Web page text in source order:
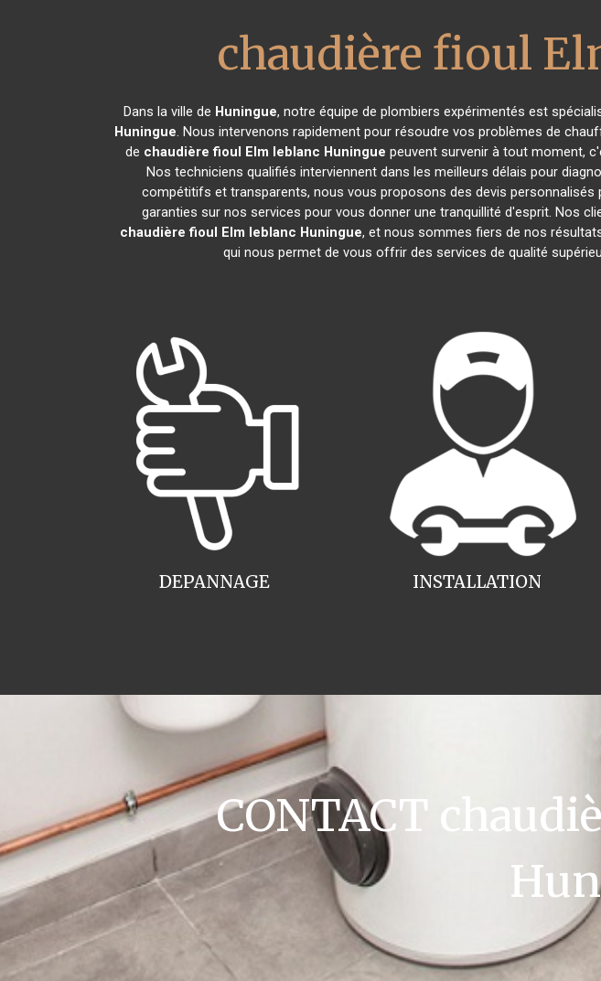
chaudière fioul
Dans la ville de Huningue, notre équipe de plombiers expérimentés est
Huningue. Nous intervenons rapidement pour résoudre vos problèmes de
de chaudière fioul Elm leblanc Huningue peuvent survenir à tout moment,
Nos techniciens qualifiés interviennent dans les meilleurs délais pour
compétitifs et transparents, nous vous proposons des devis personnalisés
garanties sur nos services pour vous donner une tranquillité d'esprit. Nos
chaudière fioul Elm leblanc Huningue, et nous sommes fiers de nos
qui nous permet de vous offrir des services de qualité
INSTALLATION
DEPANNAGE
CONTACT